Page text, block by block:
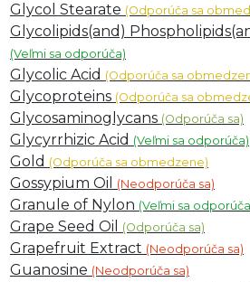
Glycol Stearate (Odporúča sa
Glycolipids(and)
(Veľmi sa odporúča)
Glycolic Acid (Odporúča sa
Glycoproteins (Odporúča sa
Glycosaminoglycans (Odporúča sa)
Glycyrrhizic Acid (Veľmi sa odporúča)
Gold (Odporúča sa obmedzene)
Gossypium Oil (Neodporúča sa)
Granule of Nylon (Veľmi sa
Grape Seed Oil (Odporúča sa)
Grapefruit Extract (Neodporúča sa)
Guanosine (Neodporúča sa)